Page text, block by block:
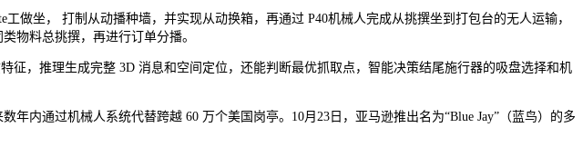
坐， 打制从动播种墙，并实现从动换箱，再通过 P40机械人完成从挑撰坐到打包台的无人运输，
物料总挑撰，再进行订单分播。
，推理生成完整 3D 消息和空间定位，还能判断最优抓取点，智能决策结尾施行器的吸盘选择和机
通过机械人系统代替跨越 60 万个美国岗亭。10月23日，亚马逊推出名为“Blue Jay”（蓝鸟）的多